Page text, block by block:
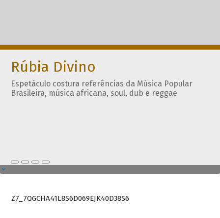
Rúbia Divino
Espetáculo costura referências da Música Popular
Brasileira, música africana, soul, dub e reggae
Z7_7QGCHA41L8S6D069EJK40D38S6